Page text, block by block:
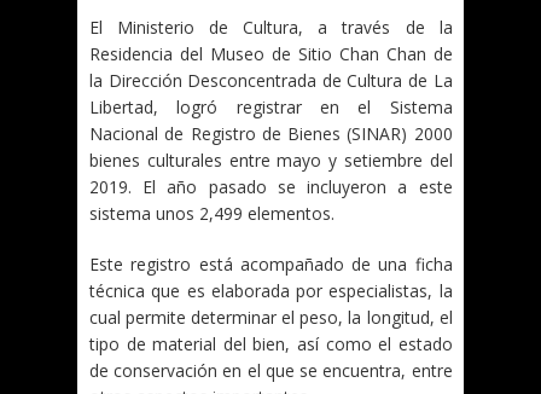
El Ministerio de Cultura, a través de la
Residencia del Museo de Sitio Chan Chan de
la Dirección Desconcentrada de Cultura de La
Libertad, logró registrar en el Sistema
Nacional de Registro de Bienes (SINAR) 2000
bienes culturales entre mayo y setiembre del
2019. El año pasado se incluyeron a este
sistema unos 2,499 elementos.
Este registro está acompañado de una ficha
técnica que es elaborada por especialistas, la
cual permite determinar el peso, la longitud, el
tipo de material del bien, así como el estado
de conservación en el que se encuentra, entre